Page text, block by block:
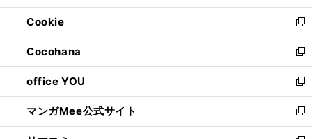
開
く
ウ
で
開
く
ン
ド
ウ
で
開
く
ウ
ィ
ン
ド
ウ
で
開
く
Cookie
新
し
い
ウ
ィ
ン
ド
ウ
Cocohana
新
し
い
ウ
ィ
ン
office YOU
新
し
い
ウ
マンガMee公式サイト
新
し